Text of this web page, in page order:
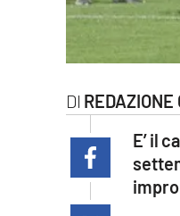
cosenzachannel.it
E’ il